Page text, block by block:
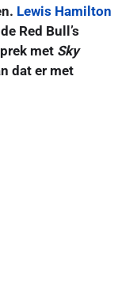
Lewis Hamilton
Red Bull’s
met Sky
dat er met